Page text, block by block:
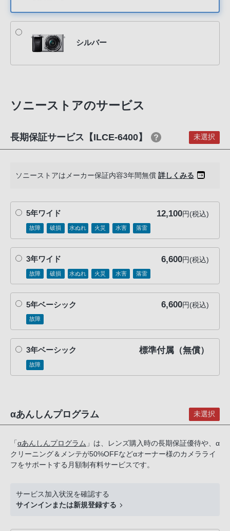
お
シルバー
ソニーストアのサービス
長期保証サービス【ILCE-6400】 未選択
ソニーストアはメーカー保証内容3年間無償 詳しくみる
5年ワイド 12,100円(税込)
故障 破損 水ぬれ 火災 水害 落雷
3年ワイド 6,600円(税込)
故障 破損 水ぬれ 火災 水害 落雷
5年ベーシック 6,600円(税込)
故障
3年ベーシック 標準付属（無償）
故障
αあんしんプログラム 未選択
「 αあんしんプログラム 」は、レンズ購入時の長期保証優待や、α
クリーニング＆メンテが50%OFFなどαオーナー様のカメラライ
フをサポートする月額制有料サービスです。
サービス加入状況を確認する
サインインまたは新規登録する